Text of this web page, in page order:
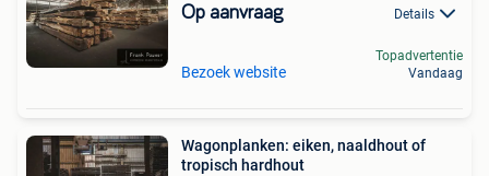
Op aanvraag Details
Bezoek website
Topadvertentie
Vandaag
Wagonplanken: eiken, naaldhout of
tropisch hardhout